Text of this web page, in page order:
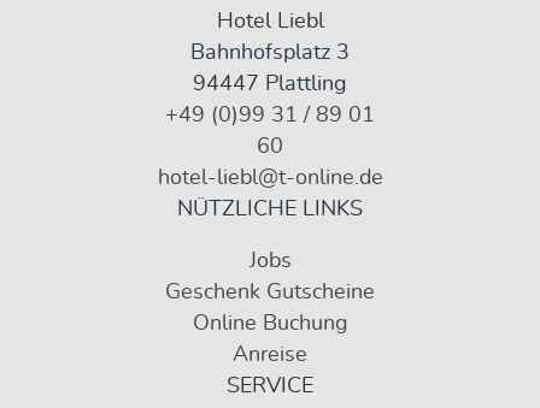
Hotel Liebl
Bahnhofsplatz 3
94447 Plattling
+49 (0)99 31 / 89 01
60
hotel-liebl@t-online.de
NÜTZLICHE LINKS
Jobs
Geschenk Gutscheine
Online Buchung
Anreise
SERVICE